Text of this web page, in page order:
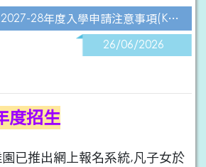
2027-28年度入學申請注意事項(K1-K3適用)
26/06/2026
度招生
已推出網上報名系統,凡子女於